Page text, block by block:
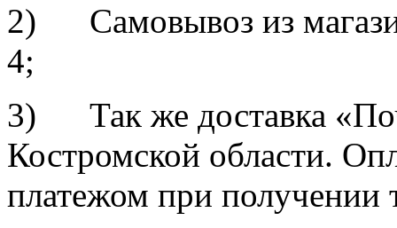
2) Самовывоз из
4;
3) Так же доставка
Костромской области.
платежом при получении